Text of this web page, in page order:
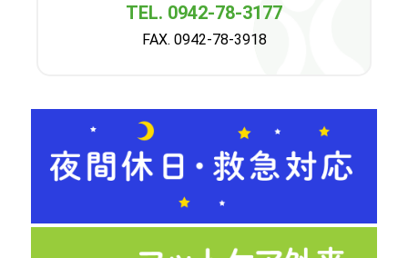
TEL. 0942-78-3177
FAX. 0942-78-3918